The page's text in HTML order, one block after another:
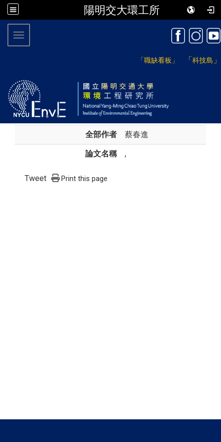
陽明交大環工所
「職缺看板」 「科技島 」
Toggle navigation
全部作者 蔡春進
論文名稱 ,
Tweet Print this page